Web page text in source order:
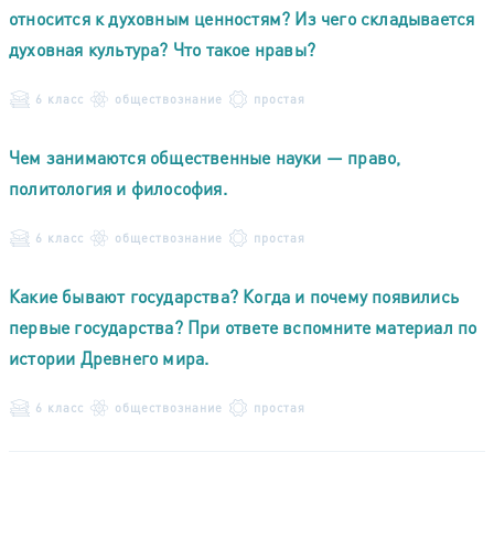
относится к духовным ценностям? Из чего складывается
духовная культура? Что такое нравы?
6 класс обществознание простая
Чем занимаются общественные науки — право,
политология и философия.
6 класс обществознание простая
Какие бывают государства? Когда и почему появились
первые государства? При ответе вспомните материал по
истории Древнего мира.
6 класс обществознание простая